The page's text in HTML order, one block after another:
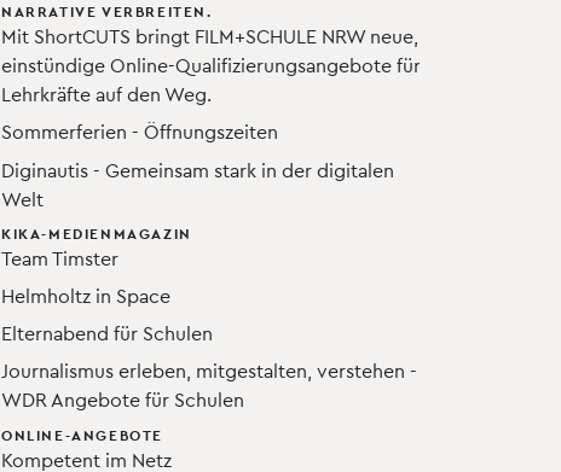
NARRATIVE VERBREITEN.
Mit ShortCUTS bringt FILM+SCHULE NRW neue,
einstündige Online-Qualifizierungsangebote für
Lehrkräfte auf den Weg.
Sommerferien - Öffnungszeiten
Diginautis - Gemeinsam stark in der digitalen
Welt
KIKA-MEDIENMAGAZIN
Team Timster
Helmholtz in Space
Elternabend für Schulen
Journalismus erleben, mitgestalten, verstehen -
WDR Angebote für Schulen
ONLINE-ANGEBOTE
Kompetent im Netz